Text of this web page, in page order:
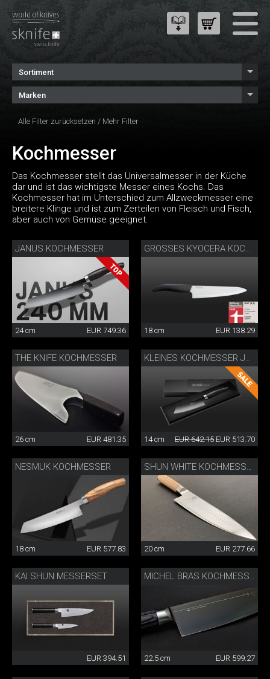
Sortiment
Marken
Alle Filter zurücksetzen / Mehr Filter
Kochmesser
Das Kochmesser stellt das Universalmesser in der Küche
dar und ist das wichtigste Messer eines Kochs. Das
Kochmesser hat im Unterschied zum Allzweckmesser eine
breitere Klinge und ist zum Zerteilen von Fleisch und Fisch,
aber auch von Gemüse geeignet.
JANUS KOCHMESSER
24 cm EUR 749.36
GROSSES KYOCERA KOCHMESSER
18 cm EUR 138.29
THE KNIFE KOCHMESSER
26 cm EUR 481.35 14 cm EUR 642.15 EUR 513.70
NESMUK KOCHMESSER
18 cm EUR 577.83
SHUN WHITE KOCHMESSER
20 cm EUR 277.66
KAI SHUN MESSERSET
EUR 394.51 22.5 cm EUR 599.27